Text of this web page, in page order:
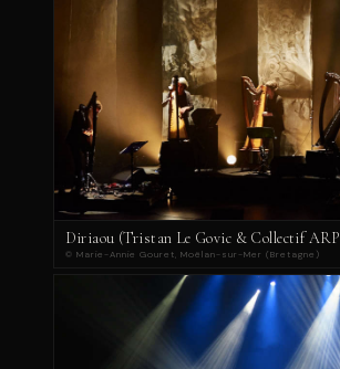
Diriaou (Tristan Le Govic & Collectif
© Marie-Annie Gouret, Moëlan-sur-Mer (Bretagne)